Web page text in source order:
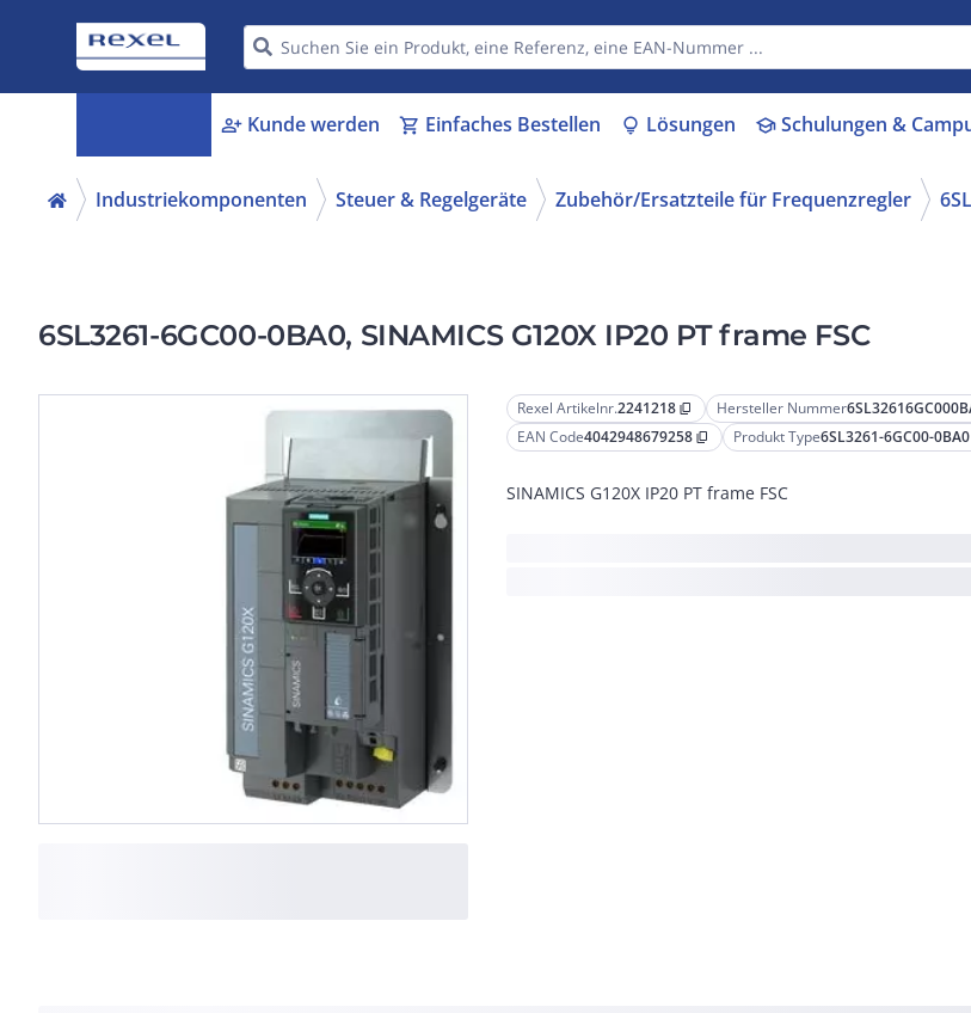
person_add Kunde werden shopping_cart Einfaches Bestellen lightbulb Lösungen schoolSchulungen &
Industriekomponenten Steuer & Regelgeräte Zubehör/Ersatzteile für Frequenzregler
6SL3261-6GC00-0BA0, SINAMICS G120X IP20 PT frame FSC
Rexel Artikelnr.2241218 content_copy Hersteller Nummer
EAN Code4042948679258 content_copy Produkt Type6SL3261-6GC00-0BA0
SINAMICS G120X IP20 PT frame FSC